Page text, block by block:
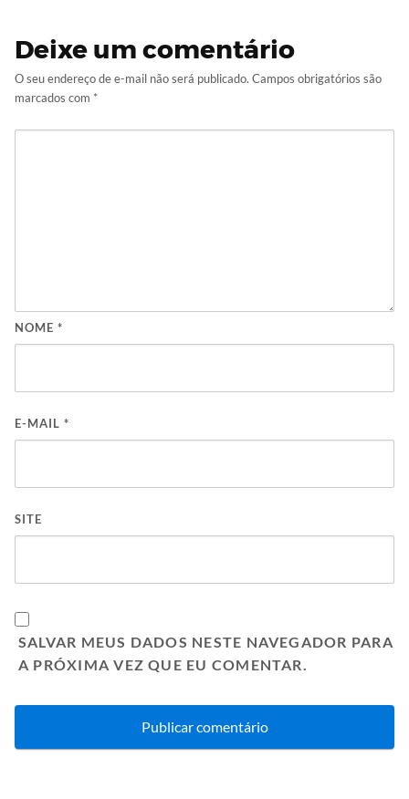
Deixe um comentário
O seu endereço de e-mail não será publicado. Campos obrigatórios são
marcados com *
NOME *
E-MAIL *
SITE
SALVAR MEUS DADOS NESTE NAVEGADOR PARA
A PRÓXIMA VEZ QUE EU COMENTAR.